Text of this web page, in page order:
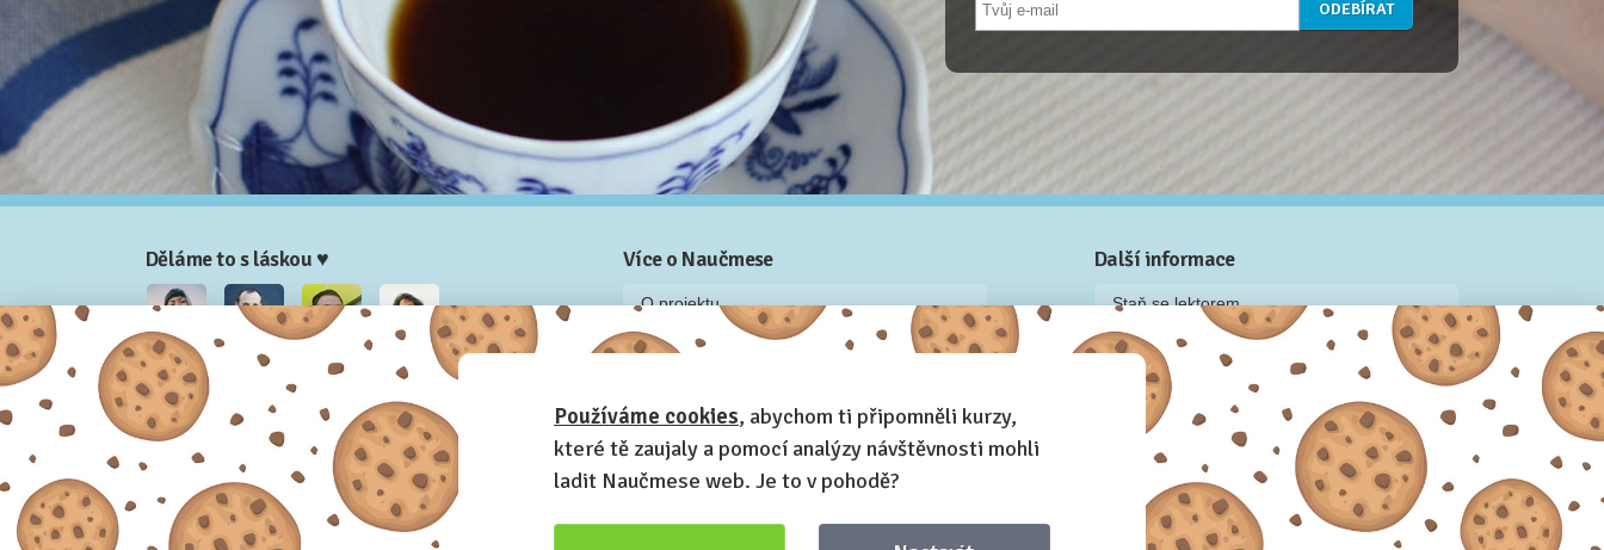
Děláme to s láskou ♥
Nela Josef Honza
Více o Naučmese
O projektu
Blog: recenze z kurzů, rozhovory a články
Příběh Naučmese
Naučmese festivaly
Náš systém pro vaši firmu
Prostory pro pořádání kurzů
Další informace
Staň se lektorem
Video: Jak připravit kurz na Naučmese
Často kladené dotazy
Dárkové poukazy
Podmínky užívání
Obchodní podmínky
Zásady používání cookie souborů
Používáme cookies, abychom ti připomněli kurzy,
které tě zaujaly a pomocí analýzy návštěvnosti mohli
ladit Naučmese web. Je to v pohodě?